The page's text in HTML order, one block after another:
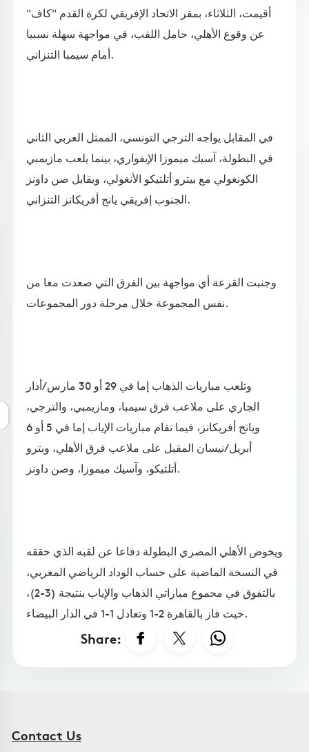
أقيمت، الثلاثاء، بمقر الاتحاد الإفريقي لكرة القدم "كاف"
عن وقوع الأهلي، حامل اللقب، في مواجهة سهلة نسبيا
أمام سيمبا التنزاني.
في المقابل يواجه الترجي التونسي، الممثل العربي الثاني
في البطولة، آسيك ميموزا الإيفواري، بينما يلعب مازيمبي
الكونغولي مع بيترو أتلتيكو الأنغولي، ويقابل صن داونز
الجنوب إفريقي يانج أفريكانز التنزاني.
وجنبت القرعة أي مواجهة بين الفرق التي صعدت معا من
نفس المجموعة خلال مرحلة دور المجموعات.
وتلعب مباريات الذهاب إما في 29 أو 30 مارس/أذار
الجاري على ملاعب فرق سيمبا، ومازيمبي، والترجي،
ويانج أفريكانز، فيما تقام مباريات الإياب إما في 5 أو 6
أبريل/نيسان المقبل على ملاعب فرق الأهلي، وبترو
أتلتيكو، وآسيك ميموزا، وصن داونز.
ويخوض الأهلي المصري البطولة دفاعا عن لقبه الذي حققه
في النسخة الماضية على حساب الوداد الرياضي المغربي،
بالتفوق في مجموع مباراتي الذهاب والإياب بنتيجة (3-2)،
حيث فاز بالقاهرة 2-1 وتعادل 1-1 في الدار البيضاء.
Share:
Contact Us